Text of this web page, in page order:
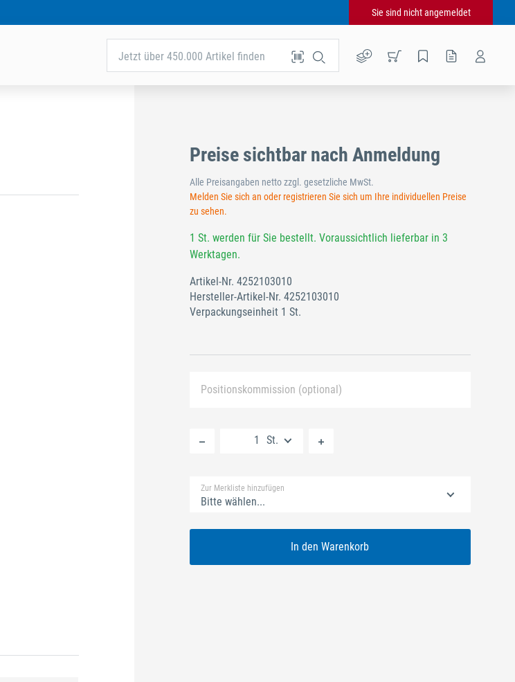
Sie sind nicht angemeldet
Jetzt über 450.000 Artikel finden
Preise sichtbar nach Anmeldung
Alle Preisangaben netto zzgl. gesetzliche MwSt.
Melden Sie sich an oder registrieren Sie sich um Ihre individuellen Preise
zu sehen.
1 St. werden für Sie bestellt. Voraussichtlich lieferbar in 3
Werktagen.
Artikel-Nr. 4252103010
Hersteller-Artikel-Nr. 4252103010
Verpackungseinheit 1 St.
Positionskommission (optional)
St.
Zur Merkliste hinzufügen
Bitte wählen...
In den Warenkorb